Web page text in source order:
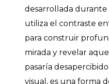
desarrollada
utiliza el contraste
para construir
mirada y revelar
pasaría
visual, es una forma